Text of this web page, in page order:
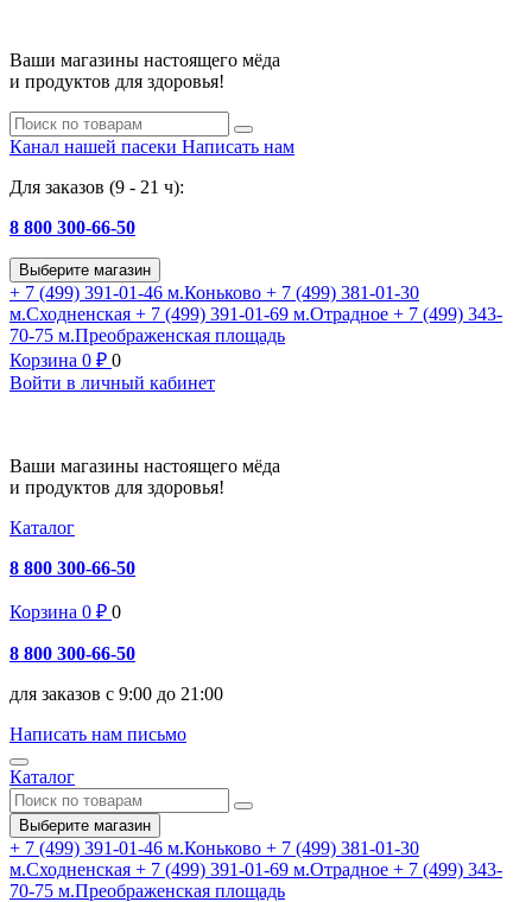
Ваши магазины настоящего мёда
и продуктов для здоровья!
Канал нашей пасеки Написать нам
Для заказов (9 - 21 ч):
8 800 300-66-50
Выберите магазин
+ 7 (499) 391-01-46 м.Коньково + 7 (499) 381-01-30
м.Сходненская + 7 (499) 391-01-69 м.Отрадное + 7 (499) 343-
70-75 м.Преображенская площадь
Корзина 0 ₽ 0
Войти в личный кабинет
Ваши магазины настоящего мёда
и продуктов для здоровья!
Каталог
8 800 300-66-50
Корзина 0 ₽ 0
8 800 300-66-50
для заказов с 9:00 до 21:00
Написать нам письмо
Каталог
Выберите магазин
+ 7 (499) 391-01-46 м.Коньково + 7 (499) 381-01-30
м.Сходненская + 7 (499) 391-01-69 м.Отрадное + 7 (499) 343-
70-75 м.Преображенская площадь